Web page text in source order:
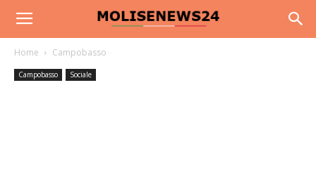
Home Campobasso
Campobasso Sociale